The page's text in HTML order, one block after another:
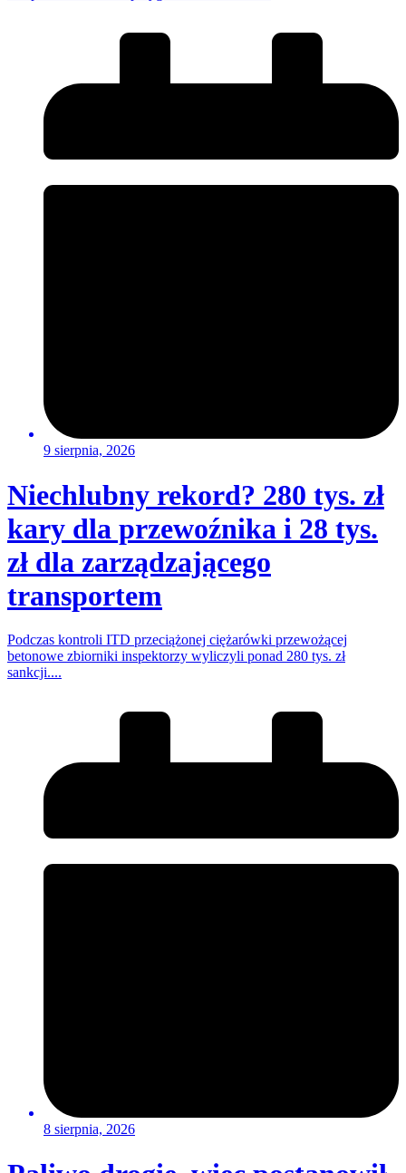
9 sierpnia, 2026
Niechlubny rekord? 280 tys. zł
kary dla przewoźnika i 28 tys.
zł dla zarządzającego
transportem
Podczas kontroli ITD przeciążonej ciężarówki przewożącej
betonowe zbiorniki inspektorzy wyliczyli ponad 280 tys. zł
sankcji....
8 sierpnia, 2026